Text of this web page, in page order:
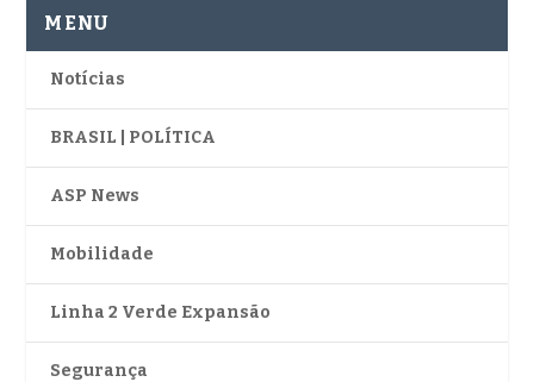
MENU
Notícias
BRASIL | POLÍTICA
ASP News
Mobilidade
Linha 2 Verde Expansão
Segurança